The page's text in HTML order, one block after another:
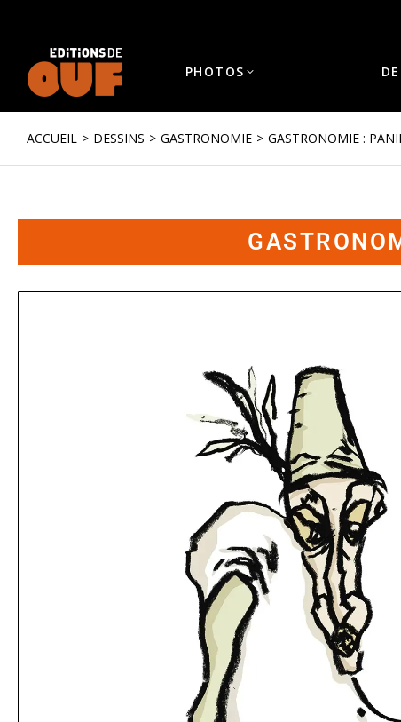
PHOTOS
Vous êtes ici :
ACCUEIL DESSINS GASTRONOMIE GASTRONOMIE :